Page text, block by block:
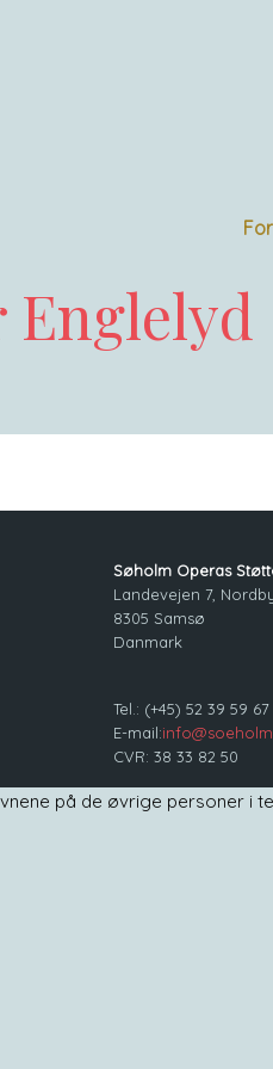
Englelyd
Søholm Operas
Landevejen 7,
8305 Samsø
Danmark
Tel.: (+45) 52 39 59 67
E-mail:
CVR: 38 33 82 50
på de øvrige personer i